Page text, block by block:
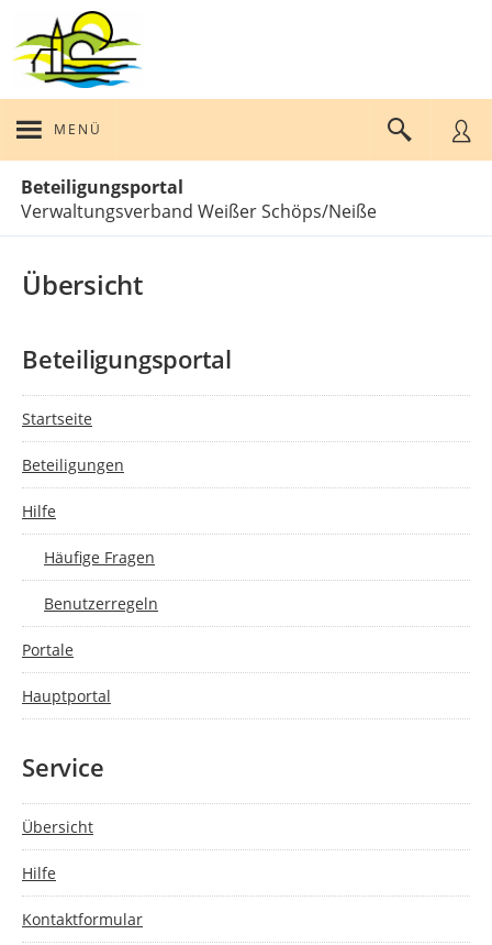
MENÜ
Beteiligungsportal
Verwaltungsverband Weißer Schöps/Neiße
Übersicht
Beteiligungsportal
Startseite
Beteiligungen
Hilfe
Häufige Fragen
Benutzerregeln
Portale
Hauptportal
Service
Übersicht
Hilfe
Kontaktformular